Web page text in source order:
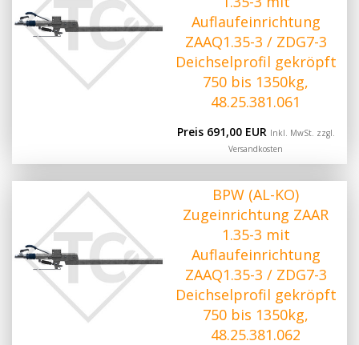
Auflaufeinrichtung
ZAAQ1.35-3 / ZDG7-3
Deichselprofil gekröpft
750 bis 1350kg,
48.25.381.061
Preis 691,00 EUR Inkl. MwSt. zzgl.
Versandkosten
BPW (AL-KO)
Zugeinrichtung ZAAR
1.35-3 mit
Auflaufeinrichtung
ZAAQ1.35-3 / ZDG7-3
Deichselprofil gekröpft
750 bis 1350kg,
48.25.381.062